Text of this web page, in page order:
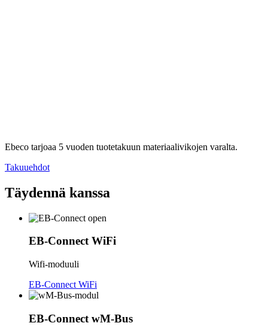
Ebeco tarjoaa 5 vuoden tuotetakuun materiaalivikojen varalta.
Takuuehdot
Täydennä kanssa
EB-Connect WiFi
Wifi-moduuli
EB-Connect WiFi
EB-Connect wM-Bus